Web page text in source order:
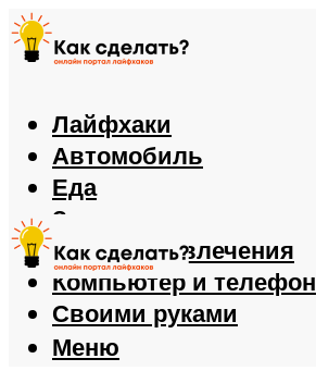
Лайфхаки
Автомобиль
Еда
Здоровье
Игры и развлечения
Компьютер и телефон
Своими руками
Меню